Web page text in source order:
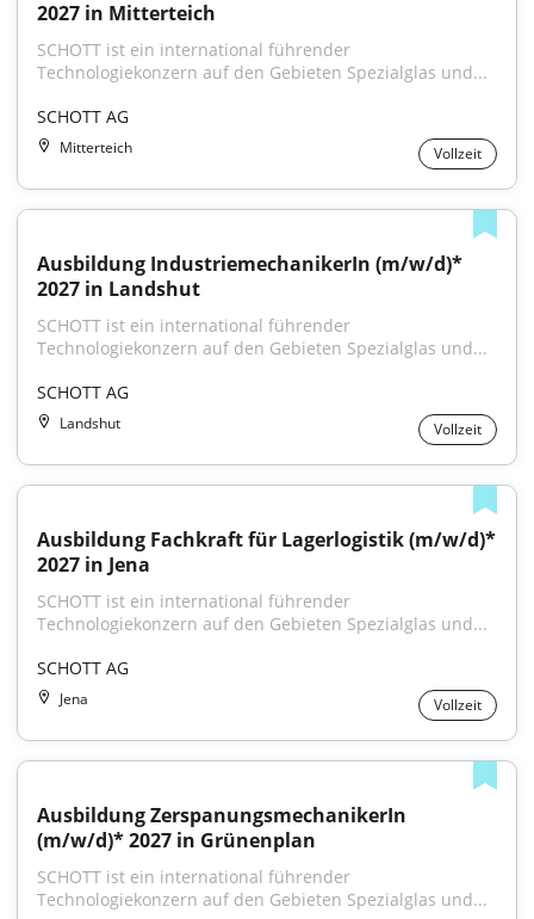
2027 in Mitterteich
SCHOTT ist ein international führender
Technologiekonzern auf den Gebieten Spezialglas und...
SCHOTT AG
Mitterteich Vollzeit
Ausbildung IndustriemechanikerIn (m/w/d)*
2027 in Landshut
SCHOTT ist ein international führender
Technologiekonzern auf den Gebieten Spezialglas und...
SCHOTT AG
Landshut Vollzeit
Ausbildung Fachkraft für Lagerlogistik (m/w/d)*
2027 in Jena
SCHOTT ist ein international führender
Technologiekonzern auf den Gebieten Spezialglas und...
SCHOTT AG
Jena Vollzeit
Ausbildung ZerspanungsmechanikerIn
(m/w/d)* 2027 in Grünenplan
SCHOTT ist ein international führender
Technologiekonzern auf den Gebieten Spezialglas und...